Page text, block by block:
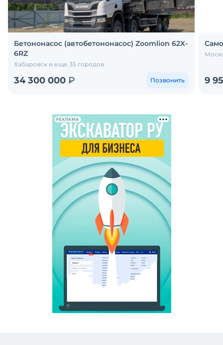
Бетононасос (автобетононасос) Zoomlion 62X-
6RZ
Хабаровск и еще 35 городов
34 300 000 ₽ Позвонить 9
РЕКЛАМА